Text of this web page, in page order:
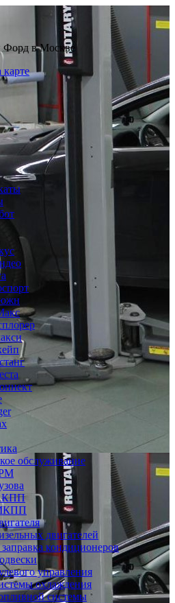
Форд в Москве
обслуживание
двигателей
кондиционеров
управления
охлаждения
системы